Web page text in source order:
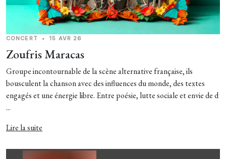
CONCERT • 15 AVR 26
Zoufris Maracas
Groupe incontournable de la scène alternative française, ils
bousculent la chanson avec des influences du monde, des textes
engagés et une énergie libre. Entre poésie, lutte sociale et envie de d
...
Lire la suite